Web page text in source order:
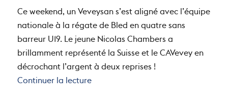
Ce weekend, un Veveysan s’est aligné avec l’équipe
nationale à la régate de Bled en quatre sans
barreur U19. Le jeune Nicolas Chambers a
brillamment représenté la Suisse et le CAVevey en
décrochant l’argent à deux reprises !
Continuer la lecturede « Un Caviste à Bled ! »